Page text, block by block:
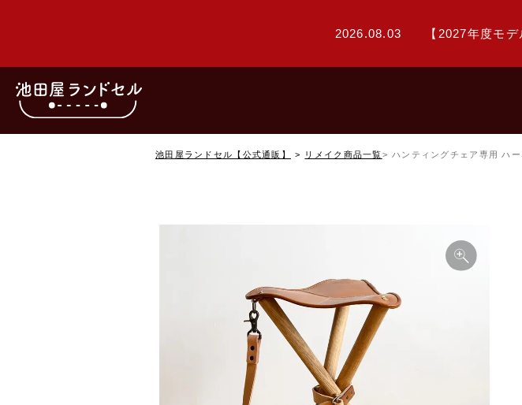
2026.08.03 【2027年度モ
池田屋ランドセル【公式通販】 リメイク商品一覧 ハンティングチェア専用 ハ